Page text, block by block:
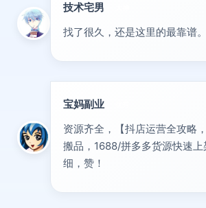
技术宅男
找了很久，还是这里的最靠谱。
宝妈副业
资源齐全，【抖店运营全攻略
搬品，1688/拼多多货源快速
细，赞！